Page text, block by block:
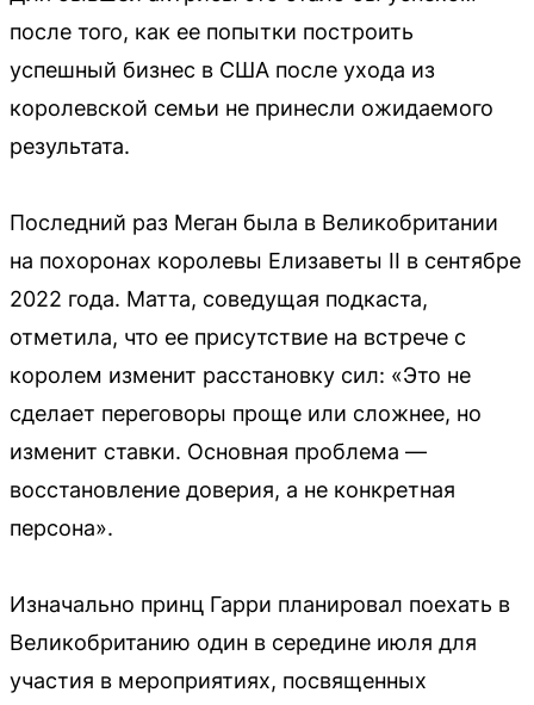
после того, как ее попытки построить
успешный бизнес в США после ухода из
королевской семьи не принесли ожидаемого
результата.
Последний раз Меган была в Великобритании
на похоронах королевы Елизаветы II в сентябре
2022 года. Матта, соведущая подкаста,
отметила, что ее присутствие на встрече с
королем изменит расстановку сил: «Это не
сделает переговоры проще или сложнее, но
изменит ставки. Основная проблема —
восстановление доверия, а не конкретная
персона».
Изначально принц Гарри планировал поехать в
Великобританию один в середине июля для
участия в мероприятиях, посвященных